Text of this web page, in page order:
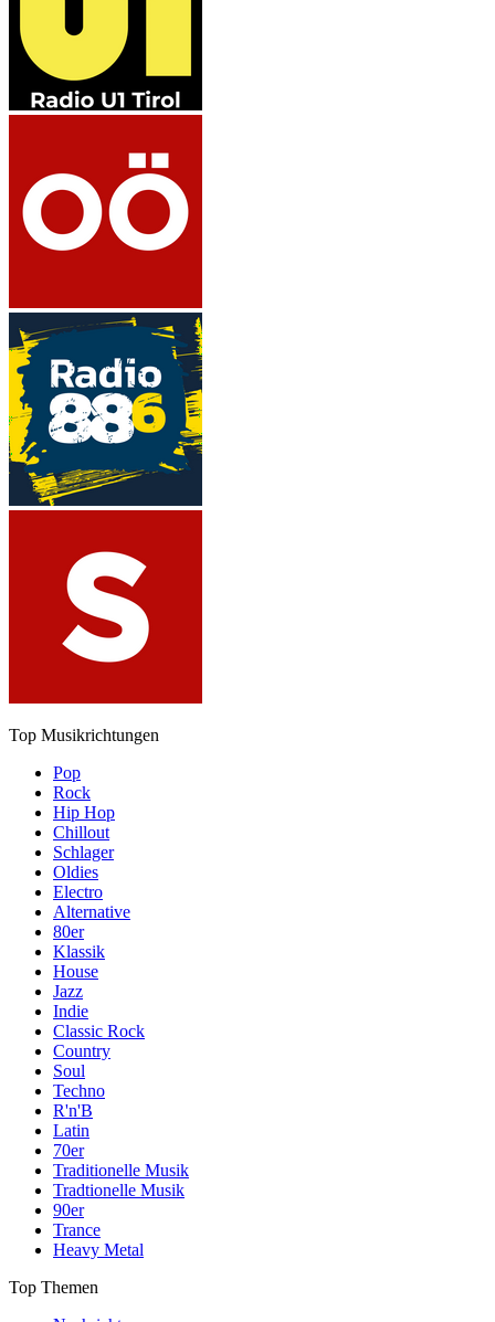
Top Musikrichtungen
Pop
Rock
Hip Hop
Chillout
Schlager
Oldies
Electro
Alternative
80er
Klassik
House
Jazz
Indie
Classic Rock
Country
Soul
Techno
R'n'B
Latin
70er
Traditionelle Musik
Tradtionelle Musik
90er
Trance
Heavy Metal
Top Themen